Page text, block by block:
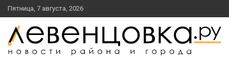
перейти
к
содержанию
Пятница, 7 августа, 2026